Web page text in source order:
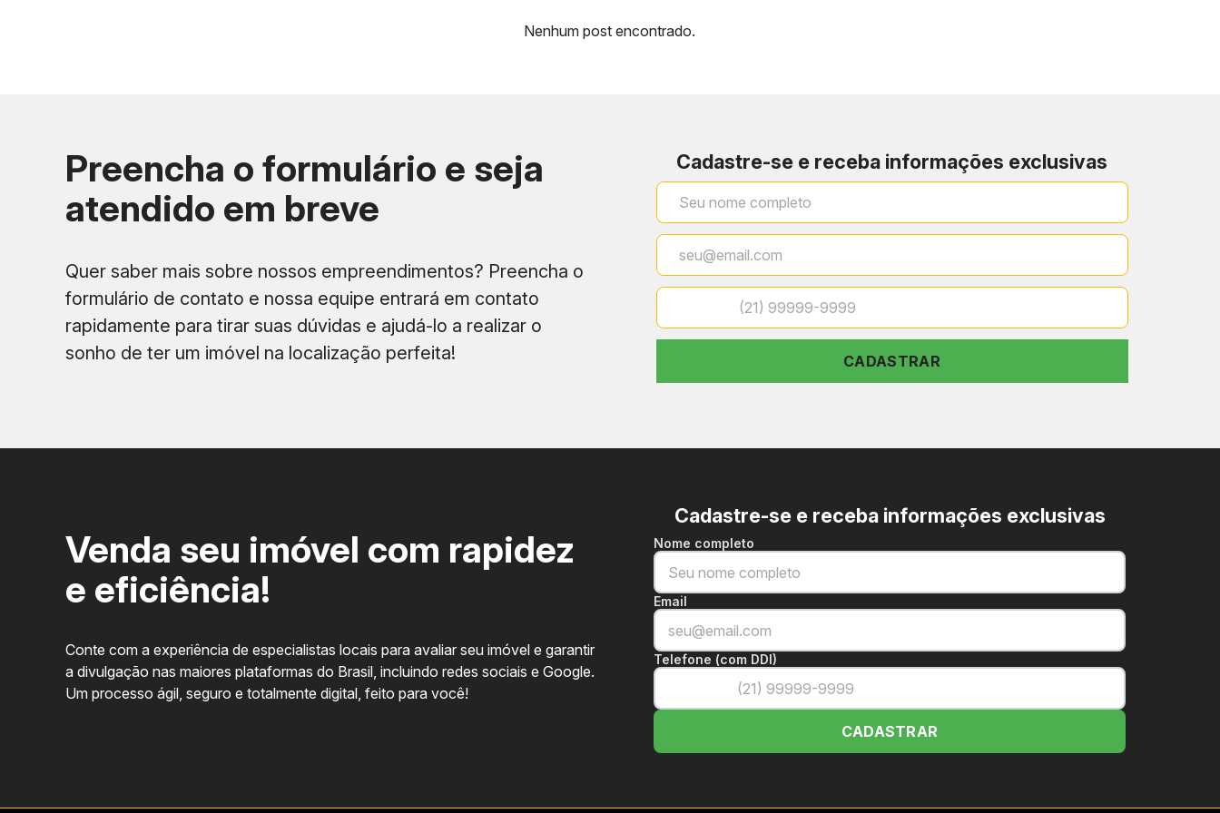
Maior número de vagas de garagem por unidade.
Flexibilidade no pagamento
, com financiamento adaptado à sua realidade
financeira.
Localização estratégica, a poucos metros do metrô, de escolas e de
centros de conveniência.
Alta liquidez e valorização acumulada superior a 17,8% nos últimos 5 anos.
Piscina coberta aquecida e rooftop com vista panorâmica.
Sauna integrada à área fitness e academia equipada.
Espaço gourmet com mini mercado e conveniência interna.
Playground moderno e áreas de recreação para crianças.
Portaria 24h com reconhecimento biométrico.
Estações de recarga para veículos elétricos.
Automação residencial com comandos por voz.
Nenhum post encontrado.
Preencha o formulário e seja
atendido em breve
Quer saber mais sobre nossos empreendimentos? Preencha o
formulário de contato e nossa equipe entrará em contato
rapidamente para tirar suas dúvidas e ajudá-lo a realizar o
sonho de ter um imóvel na localização perfeita!
Cadastre-se e receba informações exclusivas
CADASTRAR
Venda seu imóvel com rapidez
e eficiência!
Conte com a experiência de especialistas locais para avaliar seu imóvel e garantir
a divulgação nas maiores plataformas do Brasil, incluindo redes sociais e Google.
Um processo ágil, seguro e totalmente digital, feito para você!
Cadastre-se e receba informações exclusivas
Nome completo
Email
Telefone (com DDI)
CADASTRAR